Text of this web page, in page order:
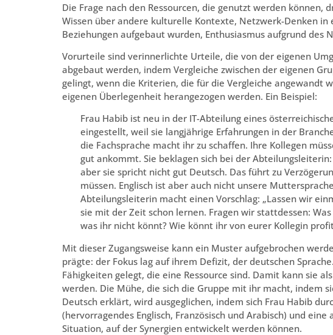
Die Frage nach den Ressourcen, die genutzt werden können,
Wissen über andere kulturelle Kontexte, Netzwerk-Denken
Beziehungen aufgebaut wurden, Enthusiasmus aufgrund
Vorurteile sind verinnerlichte Urteile, die von der eigenen
abgebaut werden, indem Vergleiche zwischen der eigenen
gelingt, wenn die Kriterien, die für die Vergleiche angewandt
eigenen Überlegenheit herangezogen werden. Ein Beispiel:
Frau Habib ist neu in der IT-Abteilung eines
eingestellt, weil sie langjährige Erfahrungen in der
die Fachsprache macht ihr zu schaffen. Ihre Kollegen
gut ankommt. Sie beklagen sich bei der
aber sie spricht nicht gut Deutsch. Das führt zu
müssen. Englisch ist aber auch nicht unsere
Abteilungsleiterin macht einen Vorschlag: „Lassen wir
sie mit der Zeit schon lernen. Fragen wir stattdessen:
was ihr nicht könnt? Wie könnt ihr von eurer Kollegin
Mit dieser Zugangsweise kann ein Muster aufgebrochen
prägte: der Fokus lag auf ihrem Defizit, der deutschen
Fähigkeiten gelegt, die eine Ressource sind. Damit kann sie
werden. Die Mühe, die sich die Gruppe mit ihr macht, indem
Deutsch erklärt, wird ausgeglichen, indem sich Frau Habib
(hervorragendes Englisch, Französisch und Arabisch) und
Situation, auf der Synergien entwickelt werden können.